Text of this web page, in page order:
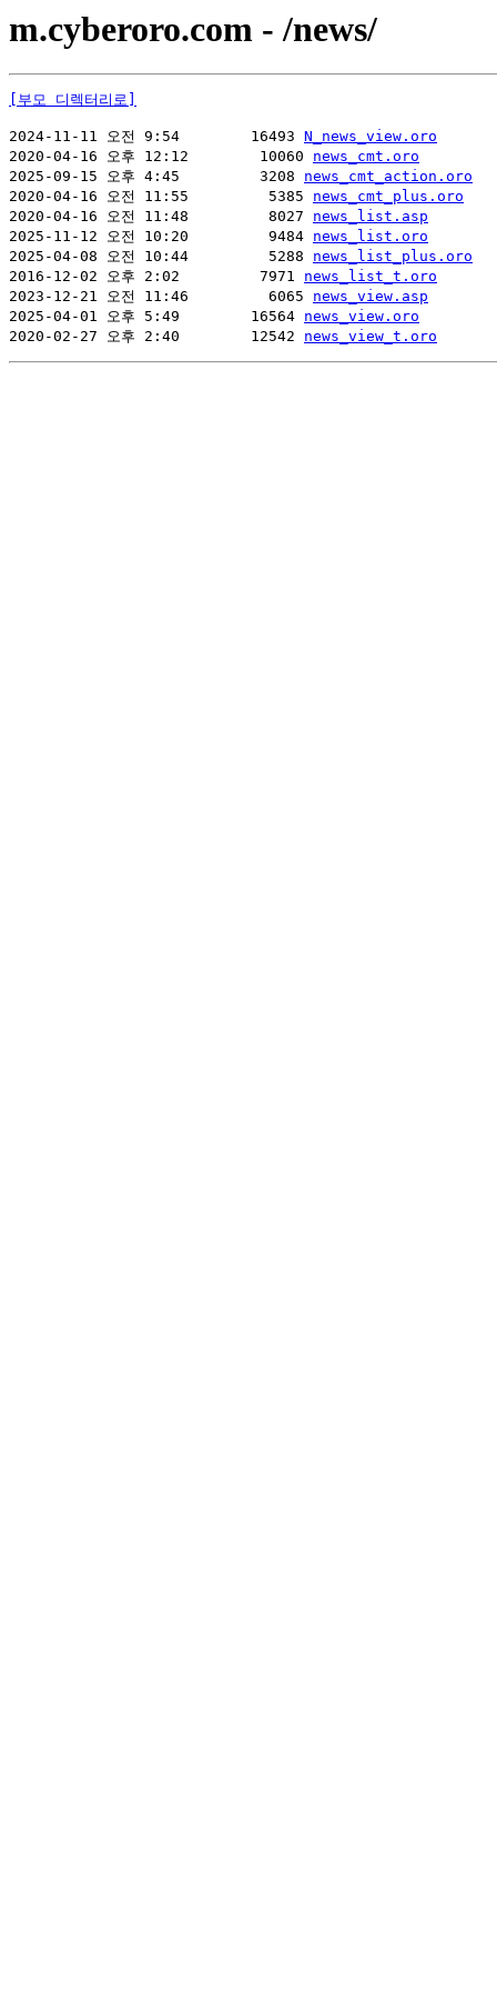
m.cyberoro.com - /news/
[부모 디렉터리로]
2024-11-11 오전 9:54        16493 N_news_view.oro
2020-04-16 오후 12:12        10060 news_cmt.oro
2025-09-15 오후 4:45         3208 news_cmt_action.oro
2020-04-16 오전 11:55         5385 news_cmt_plus.oro
2020-04-16 오전 11:48         8027 news_list.asp
2025-11-12 오전 10:20         9484 news_list.oro
2025-04-08 오전 10:44         5288 news_list_plus.oro
2016-12-02 오후 2:02         7971 news_list_t.oro
2023-12-21 오전 11:46         6065 news_view.asp
2025-04-01 오후 5:49        16564 news_view.oro
2020-02-27 오후 2:40        12542 news_view_t.oro